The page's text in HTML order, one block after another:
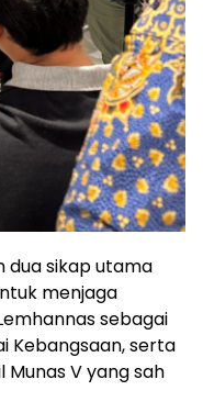
dua sikap utama
menjaga
sebagai
Kebangsaan, serta
V yang sah